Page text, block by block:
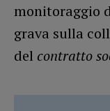
monitoraggio
grava sulla
del contratto